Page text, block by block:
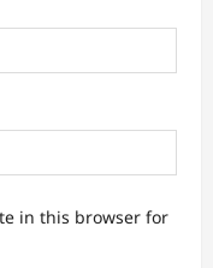
in this browser for